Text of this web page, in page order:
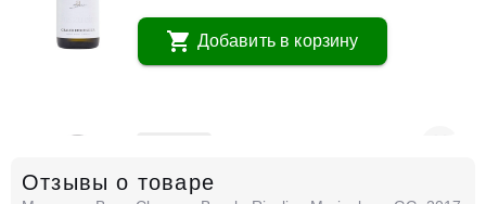
Добавить в корзину
Вино A. Diehl, Weisser Burgunder
Отзывы о товаре